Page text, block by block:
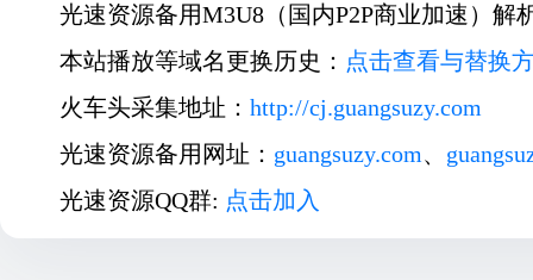
光速资源备用M3U8（国内P2P商业加速）解
本站播放等域名更换历史： 点击查看与替换
火车头采集地址： http://cj.guangsuzy.com
光速资源备用网址： guangsuzy.com、
光速资源QQ群: 点击加入